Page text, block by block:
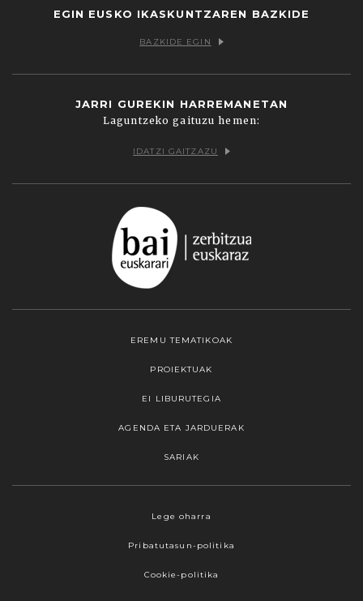
EGIN EUSKO IKASKUNTZAREN BAZKIDE
BAZKIDE EGIN
JARRI GUREKIN HARREMANETAN
Laguntzeko gaituzu hemen:
IDATZI GAITZAZU
EREMU TEMATIKOAK
PROIEKTUAK
EI LIBURUTEGIA
AGENDA ETA JARDUERAK
SARIAK
Lege oharra
Pribatutasun-politika
Cookie-politika
Webgune honek cookieak erabiltzen ditu,
nabigatzeko nahiago duzun cookie aukera.
Guztiz desaktibatzea ere hauta dezakezu.